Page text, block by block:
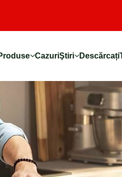
CazuriŞtiri Descărcați